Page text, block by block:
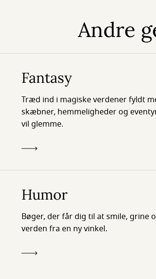
Andre
Fantasy
Træd ind i magiske verdener fyldt
skæbner, hemmeligheder og
vil glemme.
Humor
Bøger, der får dig til at smile, grine
verden fra en ny vinkel.